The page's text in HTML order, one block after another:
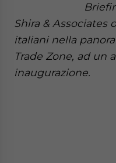
Shira & Associates
italiani nella
Trade Zone, ad un
inaugurazione.